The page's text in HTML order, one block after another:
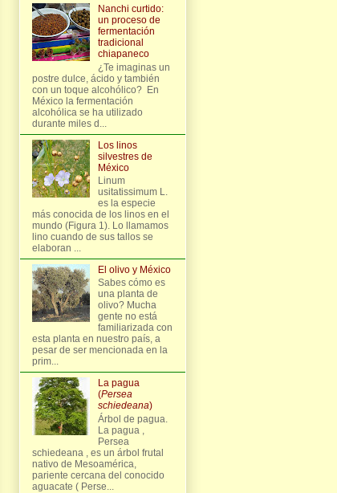
Nanchi curtido:
un proceso de
fermentación
tradicional
chiapaneco
¿Te imaginas un
postre dulce, ácido y también
con un toque alcohólico? En
México la fermentación
alcohólica se ha utilizado
durante miles d...
Los linos
silvestres de
México
Linum
usitatissimum L.
es la especie
más conocida de los linos en el
mundo (Figura 1). Lo llamamos
lino cuando de sus tallos se
elaboran ...
El olivo y México
Sabes cómo es
una planta de
olivo? Mucha
gente no está
familiarizada con
esta planta en nuestro país, a
pesar de ser mencionada en la
prim...
La pagua
(Persea
schiedeana)
Árbol de pagua.
La pagua ,
Persea
schiedeana , es un árbol frutal
nativo de Mesoamérica,
pariente cercana del conocido
aguacate ( Perse...